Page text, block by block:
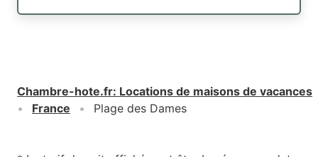
Chambre-hote.fr: Locations de maisons de vacances
France
Plage des Dames